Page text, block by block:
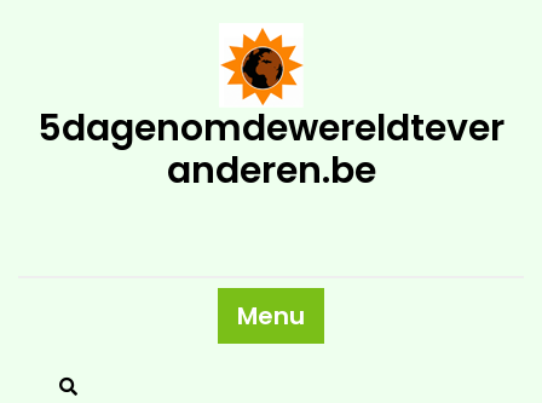
5dagenomdewereldtever
anderen.be
Menu